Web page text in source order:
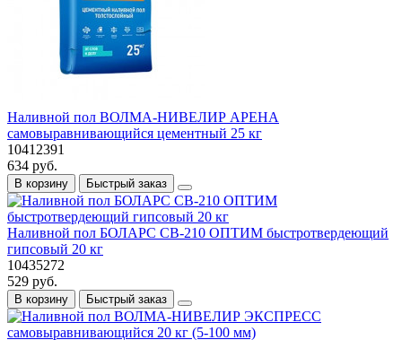
Наливной пол ВОЛМА-НИВЕЛИР АРЕНА
самовыравнивающийся цементный 25 кг
10412391
634 руб.
В корзину Быстрый заказ
Наливной пол БОЛАРС СВ-210 ОПТИМ быстротвердеющий
гипсовый 20 кг
10435272
529 руб.
В корзину Быстрый заказ